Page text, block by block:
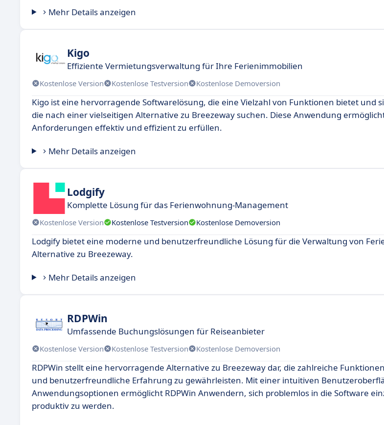
Mehr Details anzeigen
Kigo
Effiziente Vermietungsverwaltung für Ihre Ferienimmobilien
Kostenlose Version Kostenlose Testversion Kostenlose Demoversion
Kigo ist eine hervorragende Softwarelösung, die eine Vielzahl von Funktionen bietet und
die nach einer vielseitigen Alternative zu Breezeway suchen. Diese Anwendung
Anforderungen effektiv und effizient zu erfüllen.
Mehr Details anzeigen
Lodgify
Komplette Lösung für das Ferienwohnung-Management
Kostenlose Version Kostenlose Testversion Kostenlose Demoversion
Lodgify bietet eine moderne und benutzerfreundliche Lösung für die Verwaltung von
Alternative zu Breezeway.
Mehr Details anzeigen
RDPWin
Umfassende Buchungslösungen für Reiseanbieter
Kostenlose Version Kostenlose Testversion Kostenlose Demoversion
RDPWin stellt eine hervorragende Alternative zu Breezeway dar, die zahlreiche
und benutzerfreundliche Erfahrung zu gewährleisten. Mit einer intuitiven
Anwendungsoptionen ermöglicht RDPWin Anwendern, sich problemlos in die Software
produktiv zu werden.